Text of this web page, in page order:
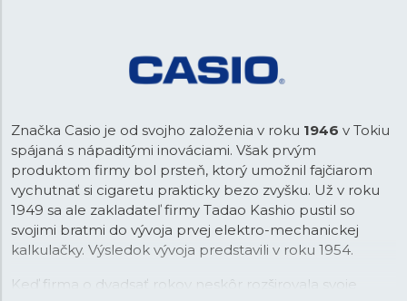
Značka Casio je od svojho založenia v roku 1946 v Tokiu
spájaná s nápaditými inováciami. Však prvým
produktom firmy bol prsteň, ktorý umožnil fajčiarom
vychutnať si cigaretu prakticky bezo zvyšku. Už v roku
1949 sa ale zakladateľ firmy Tadao Kashio pustil so
svojimi bratmi do vývoja prvej elektro-mechanickej
kalkulačky. Výsledok vývoja predstavili v roku 1954.
Keď firma o dvadsať rokov neskôr rozširovala svoje